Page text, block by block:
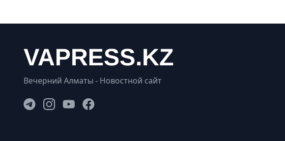
Вечерний Алматы - Новостной сайт